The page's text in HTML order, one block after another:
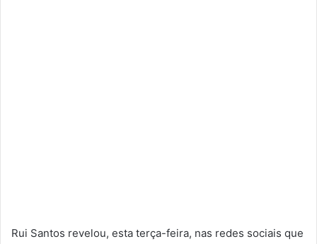
Rui Santos revelou, esta terça-feira, nas redes sociais que